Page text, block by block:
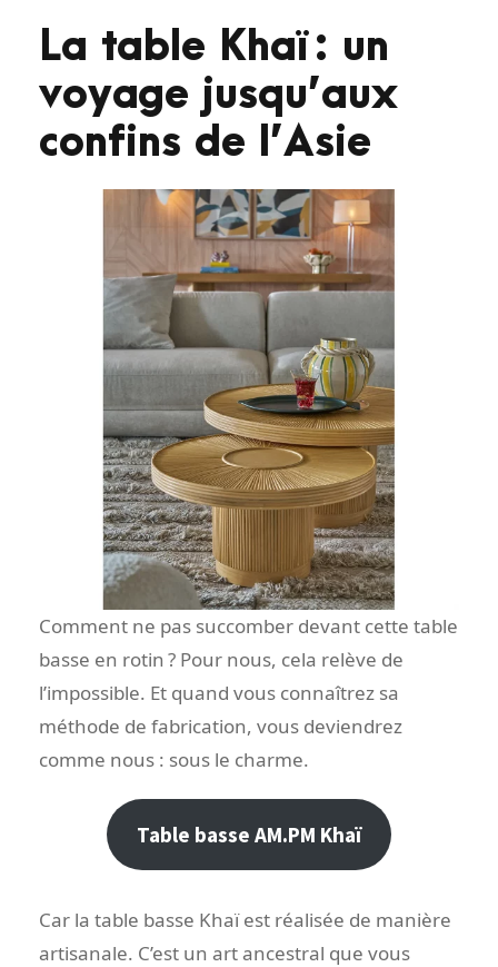
La table Khaï : un
voyage jusqu’aux
confins de l’Asie
Comment ne pas succomber devant cette table
basse en rotin ? Pour nous, cela relève de
l’impossible. Et quand vous connaîtrez sa
méthode de fabrication, vous deviendrez
comme nous : sous le charme.
Table basse AM.PM Khaï
Car la table basse Khaï est réalisée de manière
artisanale. C’est un art ancestral que vous